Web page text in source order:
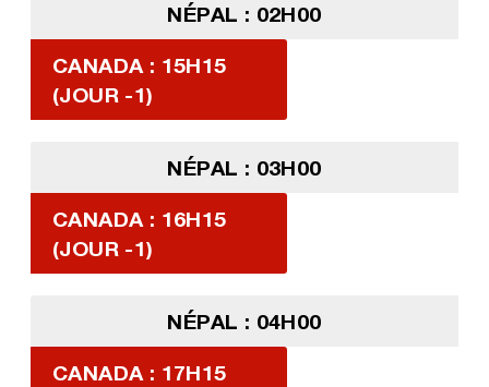
NÉPAL : 02H00
CANADA : 15H15
(JOUR -1)
NÉPAL : 03H00
CANADA : 16H15
(JOUR -1)
NÉPAL : 04H00
CANADA : 17H15